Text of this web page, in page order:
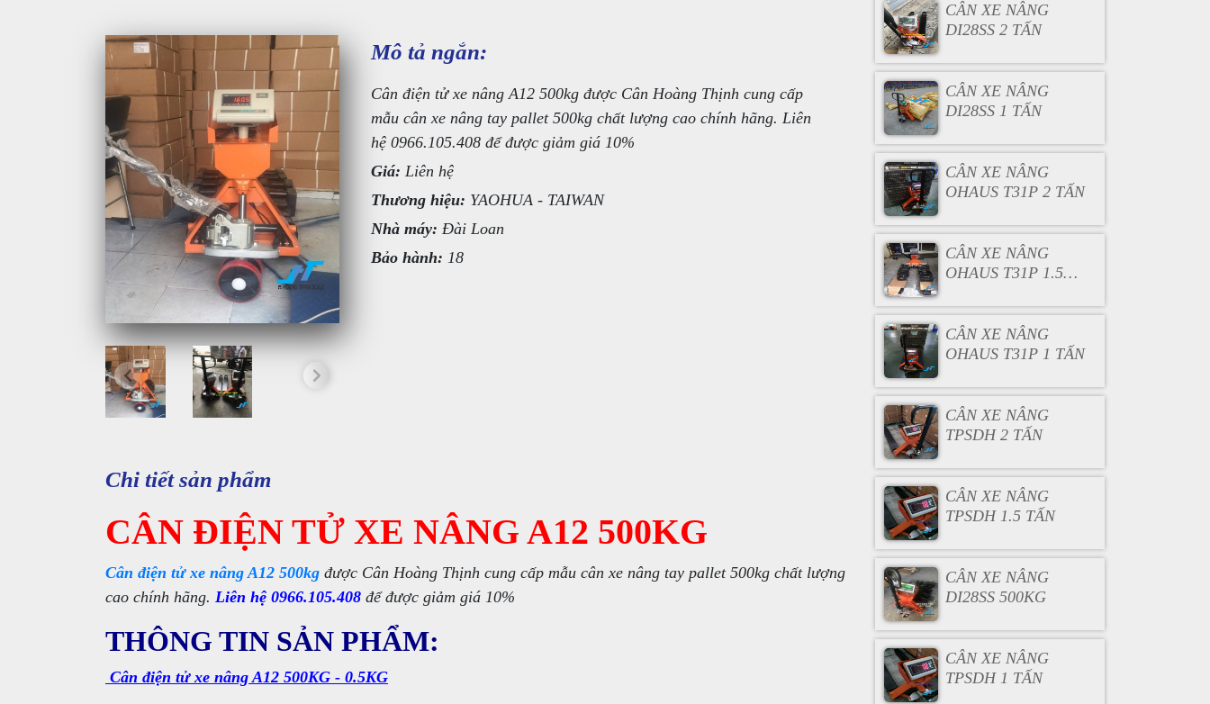
Mô tả ngắn:
Cân điện tử xe nâng A12 500kg được Cân Hoàng Thịnh cung cấp
mẫu cân xe nâng tay pallet 500kg chất lượng cao chính hãng. Liên
hệ 0966.105.408 để được giảm giá 10%
Giá: Liên hệ
Thương hiệu: YAOHUA - TAIWAN
Nhà máy: Đài Loan
Bảo hành: 18
Chi tiết sản phẩm
CÂN ĐIỆN TỬ XE NÂNG A12 500KG
Cân điện tử xe nâng A12 500kg được Cân Hoàng Thịnh cung cấp mẫu cân xe nâng tay pallet 500kg chất lượng
cao chính hãng. Liên hệ 0966.105.408 để được giảm giá 10%
THÔNG TIN SẢN PHẨM:
Cân điện tử xe nâng A12 500KG - 0.5KG
CÂN XE NÂNG
DI28SS 2 TẤN
CÂN XE NÂNG
DI28SS 1 TẤN
CÂN XE NÂNG
OHAUS T31P 2 TẤN
CÂN XE NÂNG
OHAUS T31P 1.5
CÂN XE NÂNG
OHAUS T31P 1 TẤN
CÂN XE NÂNG
TPSDH 2 TẤN
CÂN XE NÂNG
TPSDH 1.5 TẤN
CÂN XE NÂNG
DI28SS 500KG
CÂN XE NÂNG
TPSDH 1 TẤN